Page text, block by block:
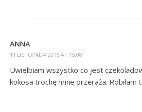
ANNA
11 LISTOPADA 2016 AT 15:08
Uwielbiam wszystko co jest
kokosa trochę mnie przeraża. Robiłam